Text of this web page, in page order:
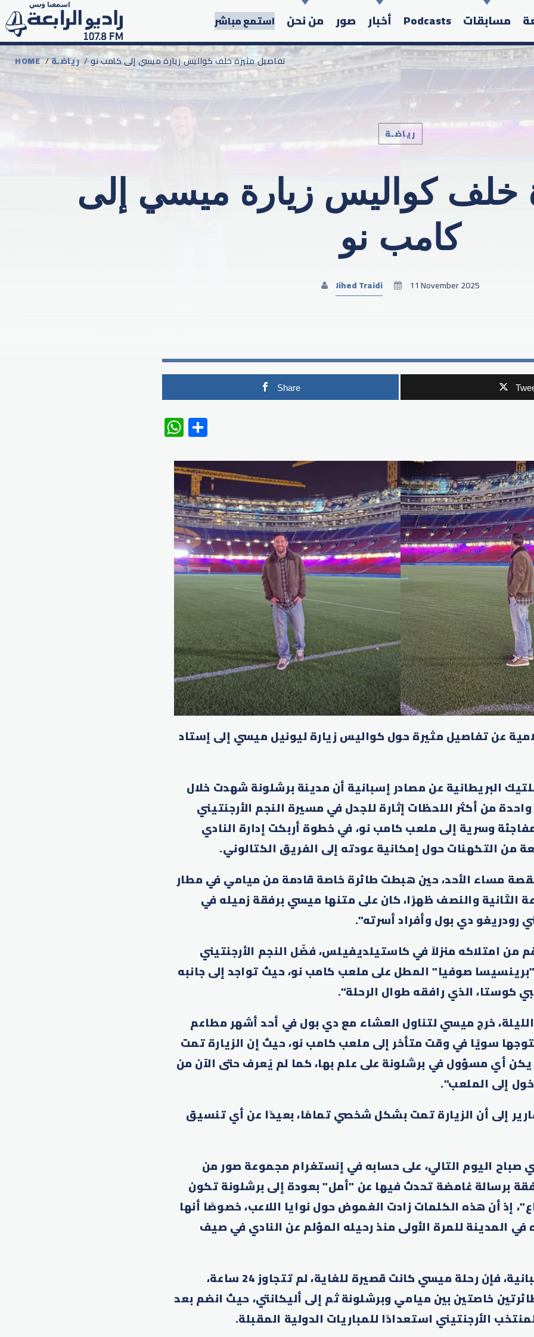
مسابقات Podcasts أخبار صور من نحن استمع مباشر
Search in the website:
HOME /رياضـة / تفاصيل مثيرة خلف كواليس زيارة ميسي إلى كامب نو
رياضـة
خلف كواليس زيارة ميسي إلى
كامب نو
Jihed Traidi 11 November 2025
Share
WhatsApp
عن تفاصيل مثيرة حول كواليس زيارة ليونيل ميسي إلى إستاد
البريطانية عن مصادر إسبانية أن مدينة برشلونة شهدت خلال
من أكثر اللحظات إثارة للجدل في مسيرة النجم الأرجنتيني
وسرية إلى ملعب كامب نو، في خطوة أربكت إدارة النادي
من التكهنات حول إمكانية عودته إلى الفريق الكتالوني.
مساء الأحد، حين هبطت طائرة خاصة قادمة من ميامي في مطار
الثانية والنصف ظهرًا، كان على متنها ميسي برفقة زميله في
رودريغو دي بول وأفراد أسرته".
من امتلاكه منزلاً في كاستيلديفيلس، فضّل النجم الأرجنتيني
صوفيا" المطل على ملعب كامب نو، حيث تواجد إلى جانبه
كوستا، الذي رافقه طوال الرحلة".
خرج ميسي لتناول العشاء مع دي بول في أحد أشهر مطاعم
سويًا في وقت متأخر إلى ملعب كامب نو، حيث إن الزيارة تمت
يكن أي مسؤول في برشلونة على علم بها، كما لم يُعرف حتى الآن من
إلى الملعب".
إلى أن الزيارة تمت بشكل شخصي تمامًا، بعيدًا عن أي تنسيق
صباح اليوم التالي، على حسابه في إنستغرام مجموعة صور من
برسالة غامضة تحدث فيها عن "أمل" بعودة إلى برشلونة تكون
إذ أن هذه الكلمات زادت الغموض حول نوايا اللاعب، خصوصًا أنها
المدينة للمرة الأولى منذ رحيله المؤلم عن النادي في صيف
ووفقًا لتقارير إسبانية، فإن رحلة ميسي كانت قصيرة للغاية، لم تتجاوز 24 ساعة،
خاصتين بين ميامي وبرشلونة ثم إلى أليكانتي، حيث انضم بعد
الأرجنتيني استعدادًا للمباريات الدولية المقبلة.